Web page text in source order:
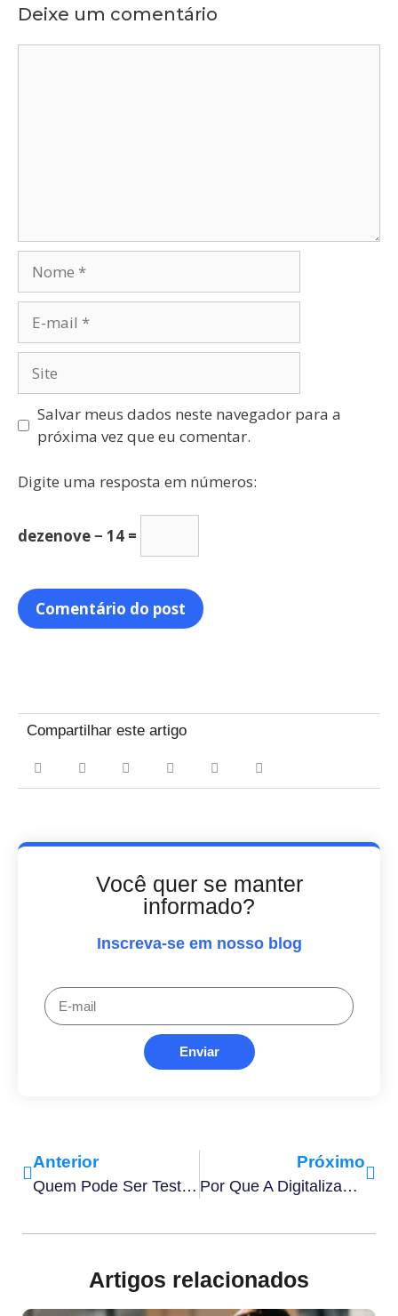
Deixe um comentário
Salvar meus dados neste navegador para a
próxima vez que eu comentar.
Digite uma resposta em números:
dezenove − 14 =
Compartilhar este artigo
Você quer se manter
informado?
Inscreva-se em nosso blog
Enviar
Anterior
Quem Pode Ser Testemunha Em Contrato E Quais Cuidados Ter Ao Assiná-Lo?
Próximo
Por Que A Digitalização De Documentos É Essencial Para Empresas Modernas
Artigos relacionados